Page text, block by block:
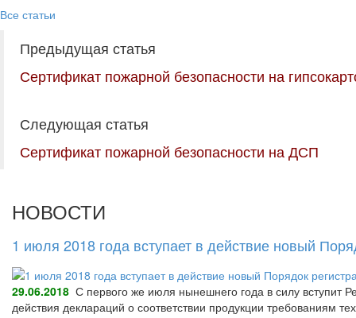
Все статьи
Предыдущая статья
Сертификат пожарной безопасности на
Следующая статья
Сертификат пожарной безопасности на ДСП
НОВОСТИ
1 июля 2018 года вступает в действие новый
29.06.2018 С первого же июля нынешнего года в силу вступит
действия деклараций о соответствии продукции требованиям